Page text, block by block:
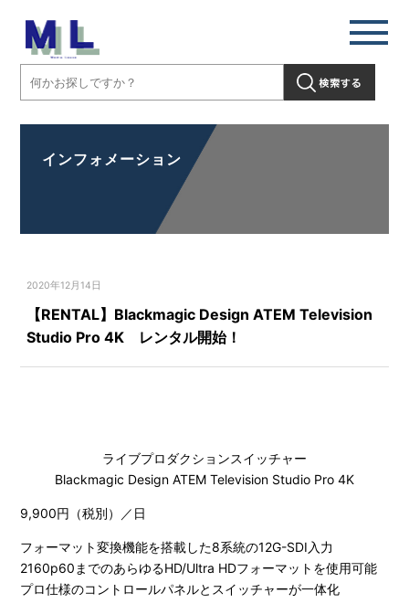
インフォメーション
2020年12月14日
【RENTAL】Blackmagic Design ATEM Television
Studio Pro 4K レンタル開始！
ライブプロダクションスイッチャー
Blackmagic Design ATEM Television Studio Pro 4K
9,900円（税別）／日
フォーマット変換機能を搭載した8系統の12G-SDI入力
2160p60までのあらゆるHD/Ultra HDフォーマットを使用可能
プロ仕様のコントロールパネルとスイッチャーが一体化